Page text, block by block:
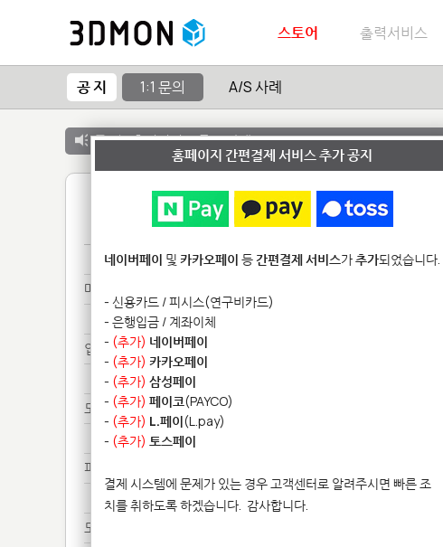
스토어 출력서비스
공 지 1:1 문의 A/S 사례
공 지 :출력서비스 종료 안내
1:1
제품****************
메일******
메일******
업로*******
업로*******
도색******
도색******
피규*******
피규*******
도자************************
홈페이지 간편결제 서비스 추가 공지
네이버페이 및 카카오페이 등간편결제 서비스가추가되었습니다.
- 신용카드 / 피시스(연구비카드)
- 은행입금 / 계좌이체
- (추가) 네이버페이
- (추가) 카카오페이
- (추가) 삼성페이
- (추가) 페이코(PAYCO)
- (추가) L.페이(L.pay)
- (추가) 토스페이
결제 시스템에 문제가 있는 경우 고객센터로 알려주시면 빠른 조
치를 취하도록 하겠습니다. 감사합니다.